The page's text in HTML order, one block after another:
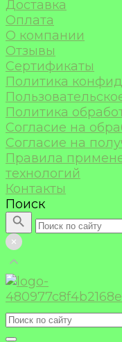
Доставка
Оплата
О компании
Отзывы
Сертификаты
Политика
Политика
Согласие на
Согласие на
Правила
технологий
Контакты
Поиск